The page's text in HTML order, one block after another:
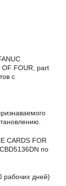
OF FOUR, part
с
CARDS FOR
по
рабочих дней)